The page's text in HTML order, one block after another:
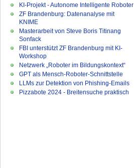
KI-Projekt - Autonome Intelligente Roboter
ZF Brandenburg: Datenanalyse mit
KNIME
Masterarbeit von Steve Boris Titinang
Sonfack
FBI unterstützt ZF Brandenburg mit KI-
Workshop
Netzwerk „Roboter im Bildungskontext“
GPT als Mensch-Roboter-Schnittstelle
LLMs zur Detektion von Phishing-Emails
Pizzabote 2024 - Breitensuche praktisch